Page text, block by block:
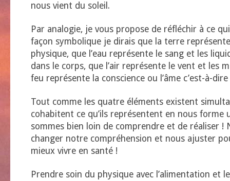
nous vient du soleil.
Par analogie, je vous propose de réfléchir à ce
façon symbolique je dirais que la terre
physique, que l’eau représente le sang et les
dans le corps, que l’air représente le vent et les
feu représente la conscience ou l’âme c’est-à-
Tout comme les quatre éléments existent
cohabitent ce qu’ils représentent en nous forme
sommes bien loin de comprendre et de réaliser !
changer notre compréhension et nous ajuster
mieux vivre en santé !
Prendre soin du physique avec l’alimentation et